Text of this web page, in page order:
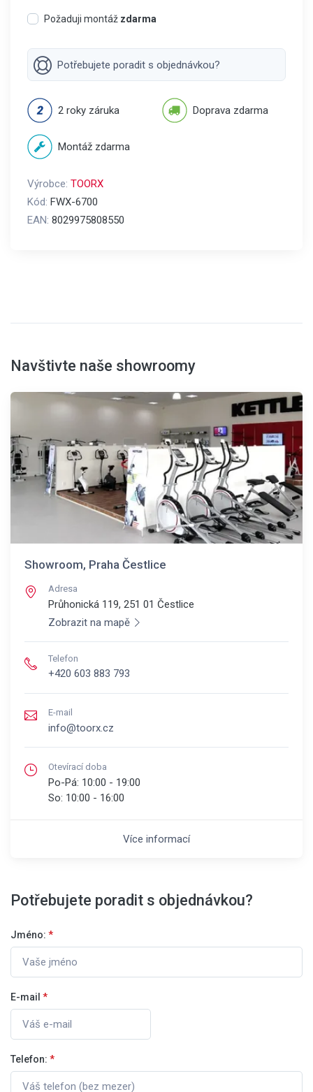
Požaduji montáž zdarma
Potřebujete poradit s objednávkou?
2 roky záruka Doprava zdarma
Montáž zdarma
Výrobce: TOORX
Kód: FWX-6700
EAN: 8029975808550
Navštivte naše showroomy
Showroom, Praha Čestlice
Adresa
Průhonická 119, 251 01 Čestlice
Zobrazit na mapě
Telefon
+420 603 883 793
E-mail
info@toorx.cz
Otevírací doba
Po-Pá: 10:00 - 19:00
So: 10:00 - 16:00
Více informací
Potřebujete poradit s objednávkou?
Jméno: *
E-mail *
Telefon: *